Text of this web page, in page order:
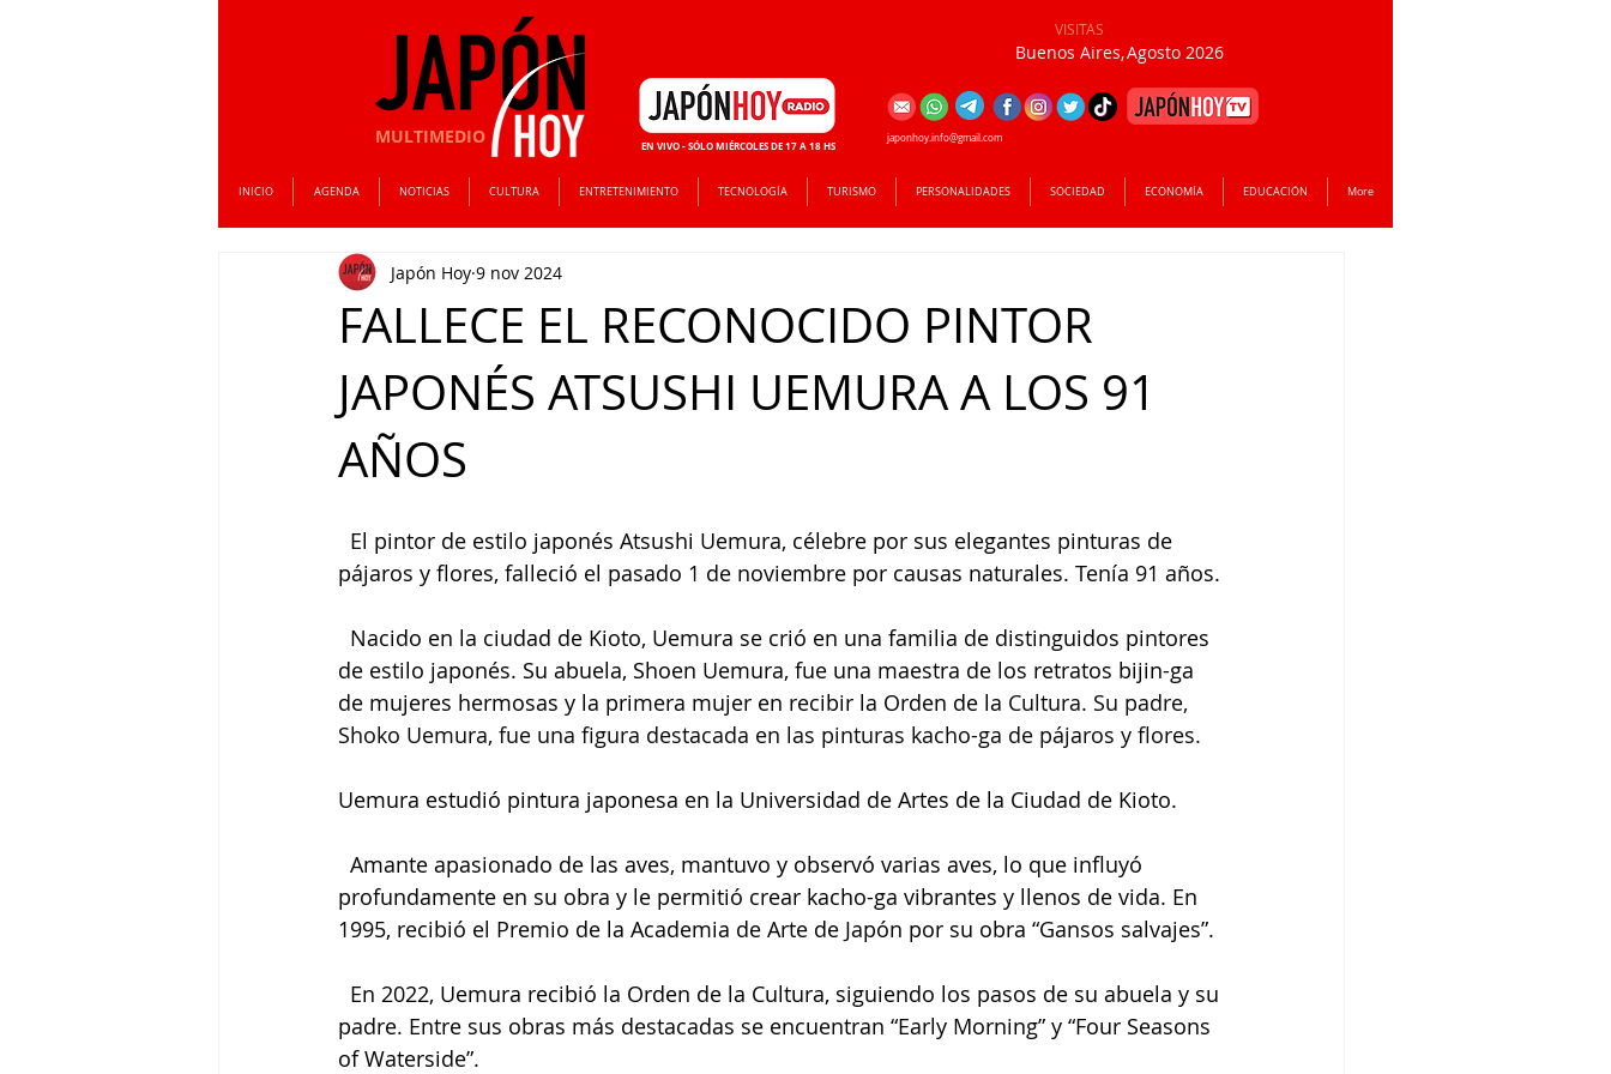
MULTIMEDIO
VISITAS
Buenos Aires,Agosto 2026
INICIO AGENDA NOTICIAS CULTURA ENTRETENIMIENTO TECNOLOGÍA TURISMO PERSONALIDADES SOCIEDAD ECONOMÍA EDUCACIÓN More
EN VIVO - SÓLO MIÉRCOLES DE 17 A 18 HS
japonhoy.info@gmail.com
FALLECE EL RECONOCIDO PINTOR
JAPONÉS ATSUSHI UEMURA A LOS 91
AÑOS
Japón Hoy 9 nov 2024
El pintor de estilo japonés Atsushi Uemura, célebre por sus elegantes pinturas de
pájaros y flores, falleció el pasado 1 de noviembre por causas naturales. Tenía 91 años.
Nacido en la ciudad de Kioto, Uemura se crió en una familia de distinguidos pintores
de estilo japonés. Su abuela, Shoen Uemura, fue una maestra de los retratos bijin-ga
de mujeres hermosas y la primera mujer en recibir la Orden de la Cultura. Su padre,
Shoko Uemura, fue una figura destacada en las pinturas kacho-ga de pájaros y flores.
Uemura estudió pintura japonesa en la Universidad de Artes de la Ciudad de Kioto.
Amante apasionado de las aves, mantuvo y observó varias aves, lo que influyó
profundamente en su obra y le permitió crear kacho-ga vibrantes y llenos de vida. En
1995, recibió el Premio de la Academia de Arte de Japón por su obra “Gansos salvajes”.
En 2022, Uemura recibió la Orden de la Cultura, siguiendo los pasos de su abuela y su
padre. Entre sus obras más destacadas se encuentran “Early Morning” y “Four Seasons
of Waterside”.